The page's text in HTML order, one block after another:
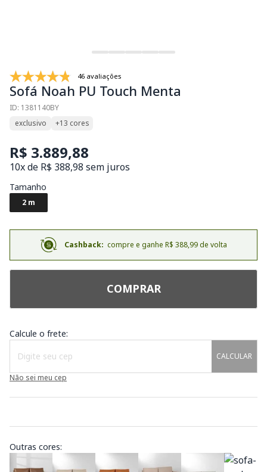
46 avaliações
Sofá Noah PU Touch Menta
ID: 1381140BY
exclusivo
+13 cores
R$ 3.889,88
10x de R$ 388,98 sem juros
Tamanho
2 m
Cashback: compre e ganhe R$ 388,99 de volta
COMPRAR
Calcule o frete:
CALCULAR
Não sei meu cep
Outras cores: